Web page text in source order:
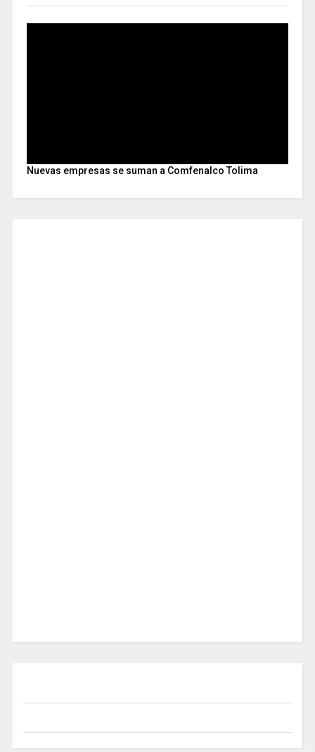
Nuevas empresas se suman a Comfenalco Tolima